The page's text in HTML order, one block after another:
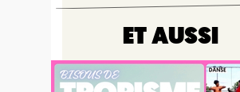
ET AUSSI